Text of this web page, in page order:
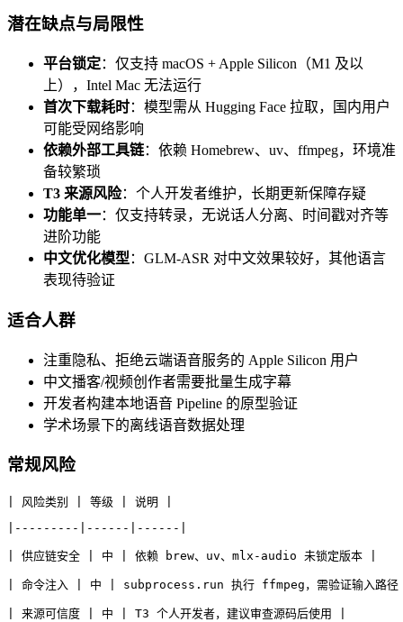
潜在缺点与局限性
平台锁定：仅支持 macOS + Apple Silicon（M1 及以
上），Intel Mac 无法运行
首次下载耗时：模型需从 Hugging Face 拉取，国内用户
可能受网络影响
依赖外部工具链：依赖 Homebrew、uv、ffmpeg，环境准
备较繁琐
T3 来源风险：个人开发者维护，长期更新保障存疑
功能单一：仅支持转录，无说话人分离、时间戳对齐等
进阶功能
中文优化模型 ：GLM-ASR 对中文效果较好，其他语言
表现待验证
适合人群
注重隐私、拒绝云端语音服务的 Apple Silicon 用户
中文播客/视频创作者需要批量生成字幕
开发者构建本地语音 Pipeline 的原型验证
学术场景下的离线语音数据处理
常规风险
| 风险类别 | 等级 | 说明 |
|---------|------|------|
| 供应链安全 | 中 | 依赖 brew、uv、mlx-audio 未锁定版本 |
| 命令注入 | 中 | subprocess.run 执行 ffmpeg，需验证输入路
| 来源可信度 | 中 | T3 个人开发者，建议审查源码后使用 |